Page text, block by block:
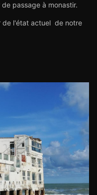
passage à monastir.
de l'état actuel de notre